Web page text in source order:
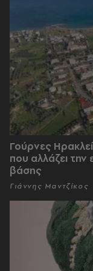
Γούρνες
που αλλάζει την
βάσης
Γιάννης Μαντζίκος